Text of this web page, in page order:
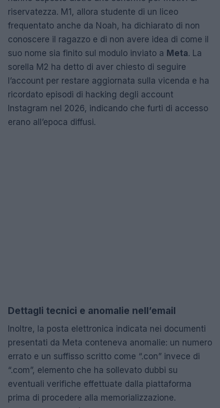
riservatezza. M1, allora studente di un liceo
frequentato anche da Noah, ha dichiarato di non
conoscere il ragazzo e di non avere idea di come il
suo nome sia finito sul modulo inviato a Meta. La
sorella M2 ha detto di aver chiesto di seguire
l’account per restare aggiornata sulla vicenda e ha
ricordato episodi di hacking degli account
Instagram nel 2026, indicando che furti di accesso
erano all’epoca diffusi.
Dettagli tecnici e anomalie nell’email
Inoltre, la posta elettronica indicata nei documenti
presentati da Meta conteneva anomalie: un numero
errato e un suffisso scritto come “.con” invece di
“.com”, elemento che ha sollevato dubbi su
eventuali verifiche effettuate dalla piattaforma
prima di procedere alla memorializzazione.